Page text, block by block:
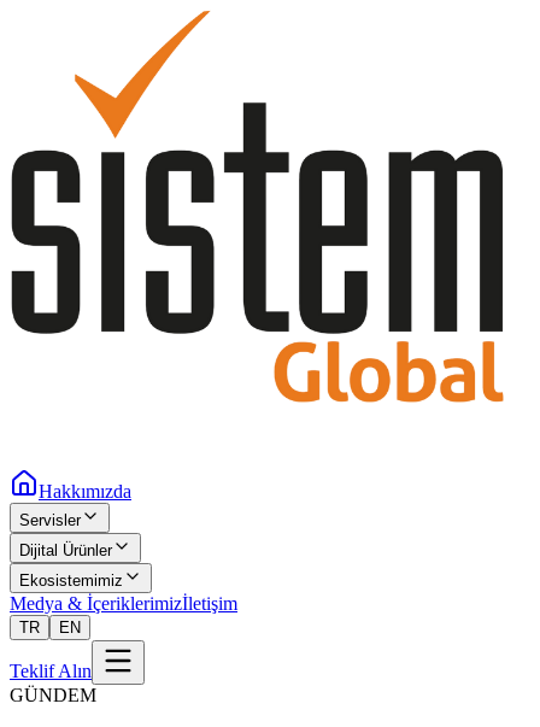
Hakkımızda
Servisler
Dijital Ürünler
Ekosistemimiz
Medya & İçeriklerimizİletişim
TR EN
Teklif Alın
GÜNDEM